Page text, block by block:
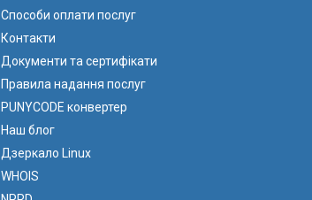
Способи оплати послуг
Контакти
Документи та сертифікати
Правила надання послуг
PUNYCODE конвертер
Наш блог
Дзеркало Linux
WHOIS